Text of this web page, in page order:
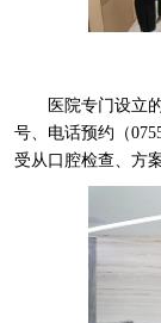
医院专门设立
号、电话预约（
受从口腔检查、方